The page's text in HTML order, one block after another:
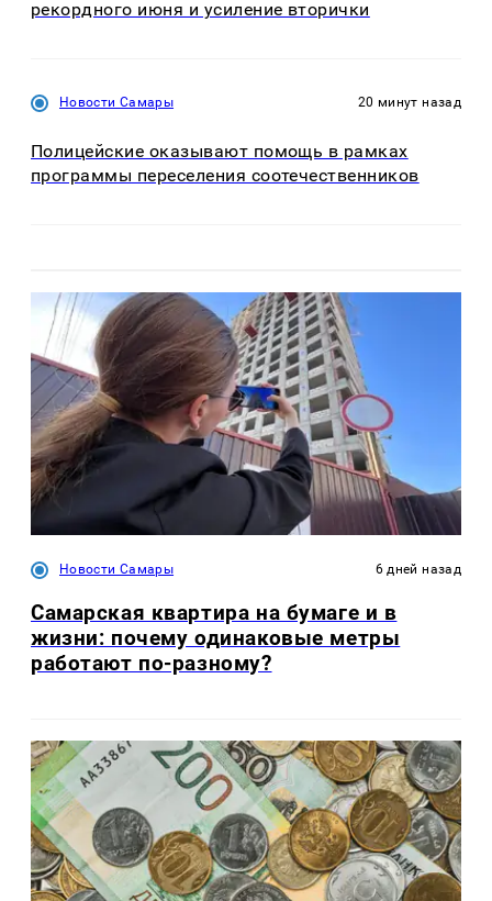
рекордного июня и усиление вторички
Новости Самары 20 минут назад
Полицейские оказывают помощь в рамках
программы переселения соотечественников
Новости Самары 6 дней назад
Самарская квартира на бумаге и в
жизни: почему одинаковые метры
работают по-разному?